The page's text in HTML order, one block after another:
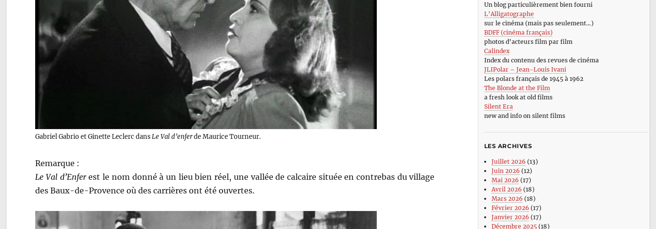
Gabriel Gabrio et Ginette Leclerc dans Le Val d’enferde Maurice Tourneur.
Remarque :
Le Val d’Enferest le nom donné à un lieu bien réel, une vallée de calcaire située en contrebas du village
des Baux-de-Provence où des carrières ont été ouvertes.
Un blog particulièrement bien fourni
L’Alligatographe
sur le cinéma (mais pas seulement…)
BDFF (cinéma français)
photos d’acteurs film par film
Calindex
Index du contenu des revues de cinéma
JLIPolar – Jean-Louis Ivani
Les polars français de 1945 à 1962
The Blonde at the Film
a fresh look at old films
Silent Era
new and info on silent films
LES ARCHIVES
Juillet 2026 (13)
Juin 2026 (12)
Mai 2026 (17)
Avril 2026 (18)
Mars 2026 (18)
Février 2026 (17)
Janvier 2026 (17)
Décembre 2025(18)